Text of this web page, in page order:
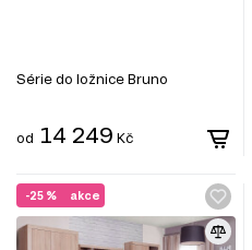
Série do ložnice Bruno
od 14 249 Kč
akce
-25 %